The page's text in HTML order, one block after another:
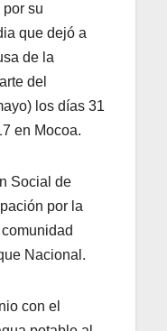
su
que dejó a
de la
del
los días 31
en Mocoa.
Social de
por la
Nacional.
con el